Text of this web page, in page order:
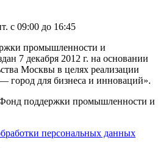
с 09:00 до 16:45
промышленности и
7 декабря 2012 г. на основании
Москвы в целях реализации
город для бизнеса и инноваций».
поддержки промышленности и
персональных данных